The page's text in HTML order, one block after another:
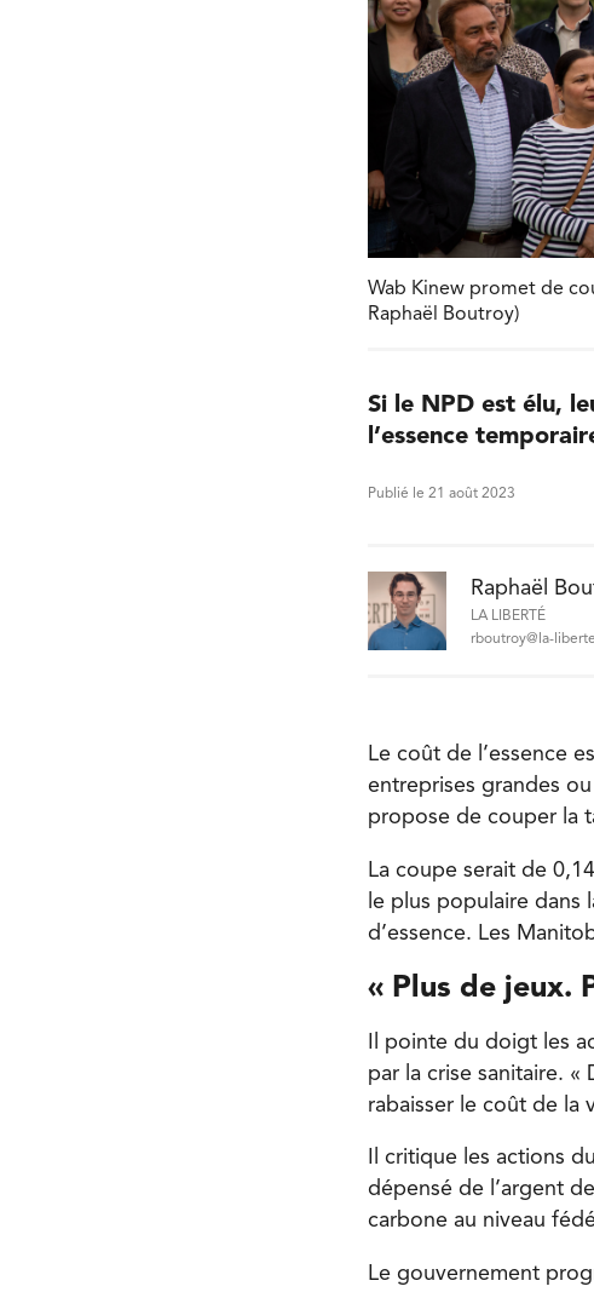
Wab Kinew promet de
Raphaël Boutroy)
Si le NPD est élu,
l’essence
Publié le 21 août 2023
Raphaël
LA LIBERTÉ
rboutroy@la-
Le coût de l’essence
entreprises grandes
propose de couper la
La coupe serait de
le plus populaire dans
d’essence. Les
« Plus de jeux.
Il pointe du doigt les
par la crise sanitaire. «
rabaisser le coût de la
Il critique les actions
dépensé de l’argent
carbone au niveau
Le gouvernement